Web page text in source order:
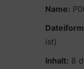
Name:
ist)
Inhalt: 8